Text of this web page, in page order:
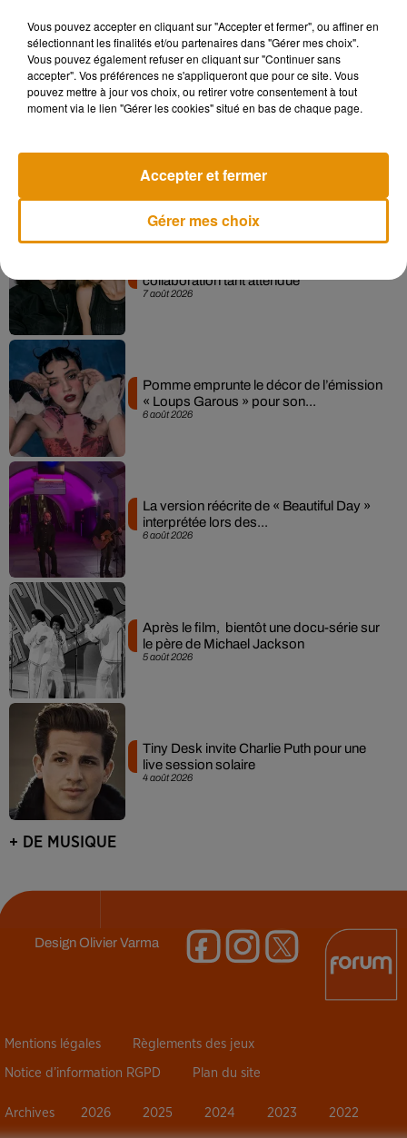
Musique
7 août 2026
7 août 2026
collaboration tant attendue
6 août 2026
Pomme emprunte le décor de l’émission
« Loups Garous » pour son...
6 août 2026
La version réécrite de « Beautiful Day »
interprétée lors des...
5 août 2026
Après le film, bientôt une docu-série sur
le père de Michael Jackson
4 août 2026
Tiny Desk invite Charlie Puth pour une
live session solaire
+ DE MUSIQUE
DesignOlivier Varma
Mentions légales Règlements des jeux
Notice d’information RGPD Plan du site
Archives 2026 2025 2024 2023 2022
Vous pouvez accepter en cliquant sur "Accepter et fermer", ou affiner en
sélectionnant les finalités et/ou partenaires dans "Gérer mes choix".
Vous pouvez également refuser en cliquant sur "Continuer sans
accepter". Vos préférences ne s'appliqueront que pour ce site. Vous
pouvez mettre à jour vos choix, ou retirer votre consentement à tout
moment via le lien "Gérer les cookies" situé en bas de chaque page.
Gérer mes choix
Accepter et fermer